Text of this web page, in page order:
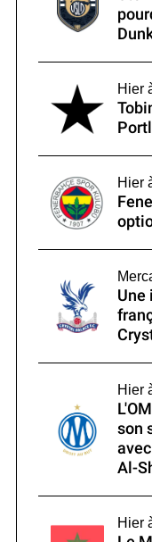
Hier
Hier
Une
Hier
son
Al-
Hier